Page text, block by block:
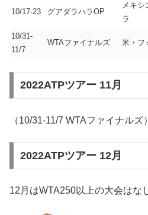
10/17-23 グアダラハラOP
メキシ
ラ
10/31-
11/7
WTAファイナルズ 米・フ
2022ATPツアー 11月
（10/31-11/7 WTAファイナルズ）
2022ATPツアー 12月
12月はWTA250以上の大会はな